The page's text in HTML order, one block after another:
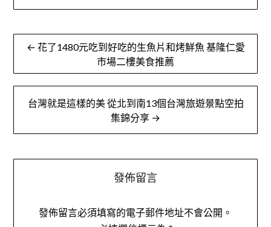
文
導
← 花了1480元吃到好吃的生魚片和烤鮮魚 基隆仁愛
市場二樓美食推薦
台灣就是這樣的美 從北到南13個台灣旅遊景點空拍
集錦分享 →
發佈留言
發佈留言必須填寫的電子郵件地址不會公開。